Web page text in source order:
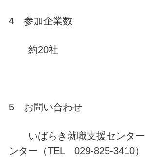
4 参加企業数
約20社
5 お問い合わせ
いばらき就職支援センタ
ンター（TEL 029-825-3410）